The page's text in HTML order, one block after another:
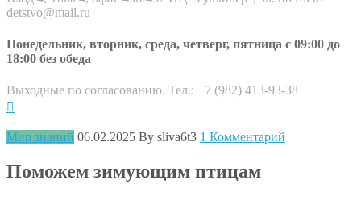
detstvo@mail.ru
Понедельник, вторник, среда, четверг, пятница с 09:00 до
18:00 без обеда
Выходные по согласованию. Тел.: +7 (982) 413-93-38
Мир знаний 06.02.2025 By sliva6t3 1 Комментарий
Поможем зимующим птицам